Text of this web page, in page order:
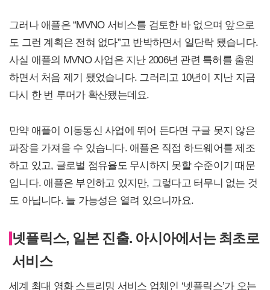
그러나 애플은 “MVNO 서비스를 검토한 바 없으며 앞으로
도 그런 계획은 전혀 없다”고 반박하면서 일단락 됐습니다.
사실 애플의 MVNO 사업은 지난 2006년 관련 특허를 출원
하면서 처음 제기 됐었습니다. 그러리고 10년이 지난 지금
다시 한 번 루머가 확산됐는데요.
만약 애플이 이동통신 사업에 뛰어 든다면 구글 못지 않은
파장을 가져올 수 있습니다. 애플은 직접 하드웨어를 제조
하고 있고, 글로벌 점유율도 무시하지 못할 수준이기 때문
입니다. 애플은 부인하고 있지만, 그렇다고 터무니 없는 것
도 아닙니다. 늘 가능성은 열려 있으니까요.
넷플릭스, 일본 진출. 아시아에서는 최초로
서비스
세계 최대 영화 스트리밍 서비스 업체인 ‘넷플릭스’가 오는